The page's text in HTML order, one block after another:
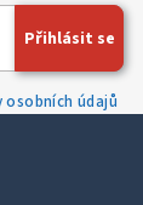
osobních údajů
Přihlásit se